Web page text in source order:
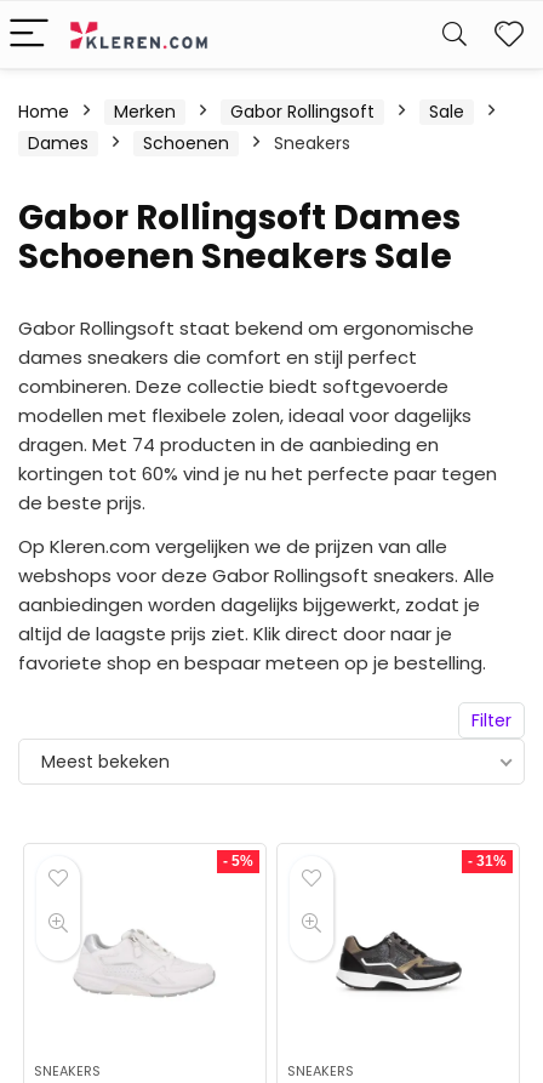
Home Merken Gabor Rollingsoft
Sale
Dames
Schoenen Sneakers
Gabor Rollingsoft Dames
Schoenen Sneakers Sale
Gabor Rollingsoft staat bekend om ergonomische
dames sneakers die comfort en stijl perfect
combineren. Deze collectie biedt softgevoerde
modellen met flexibele zolen, ideaal voor dagelijks
dragen. Met 74 producten in de aanbieding en
kortingen tot 60% vind je nu het perfecte paar tegen
de beste prijs.
Op Kleren.com vergelijken we de prijzen van alle
webshops voor deze Gabor Rollingsoft sneakers. Alle
aanbiedingen worden dagelijks bijgewerkt, zodat je
altijd de laagste prijs ziet. Klik direct door naar je
favoriete shop en bespaar meteen op je bestelling.
Filter
Meest bekeken
- 5%
SNEAKERS
- 31%
SNEAKERS